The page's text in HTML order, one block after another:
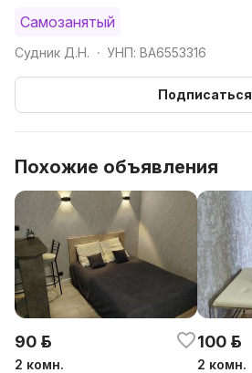
Самозанятый
Судник Д.Н. • УНП: BA6553316
Подписаться
Похожие объявления
90 р.
2 комн.
100 р.
2 комн.